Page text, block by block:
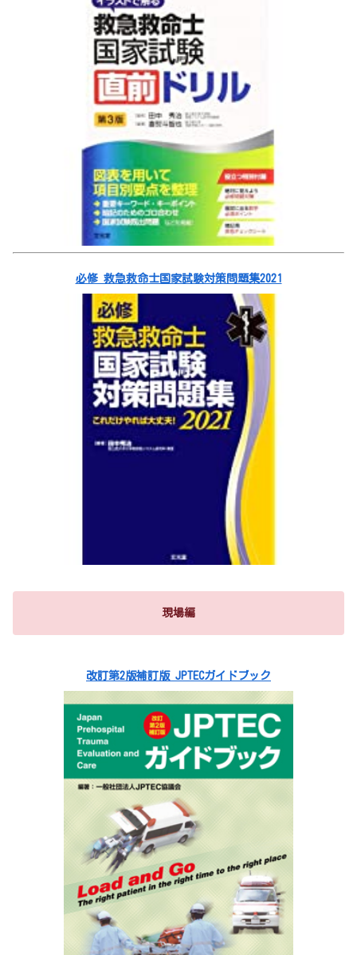
必修 救急救命士国家試験対策問題集2021
現場編
改訂第2版補訂版 JPTECガイドブック